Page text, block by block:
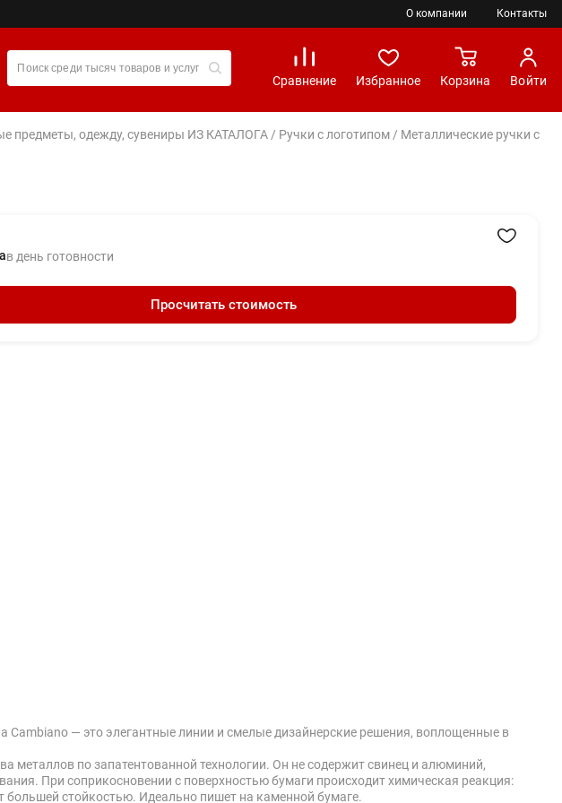
О компании Контакты
Сравнение Избранное Корзина Войти
предметы, одежду, сувениры ИЗ КАТАЛОГА / Ручки с логотипом / Металлические ручки с
в день готовности
Просчитать стоимость
Cambiano — это элегантные линии и смелые дизайнерские решения, воплощенные в
металлов по запатентованной технологии. Он не содержит свинец и алюминий,
При соприкосновении с поверхностью бумаги происходит химическая реакция:
большей стойкостью. Идеально пишет на каменной бумаге.